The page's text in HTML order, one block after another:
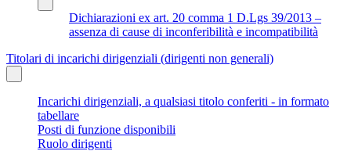
Dichiarazioni ex art. 20 comma 1 D.Lgs 39/2013 –
assenza di cause di inconferibilità e incompatibilità
Titolari di incarichi dirigenziali (dirigenti non generali)
Incarichi dirigenziali, a qualsiasi titolo conferiti - in formato
tabellare
Posti di funzione disponibili
Ruolo dirigenti